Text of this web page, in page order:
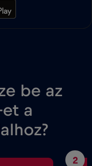
be az
et a
2